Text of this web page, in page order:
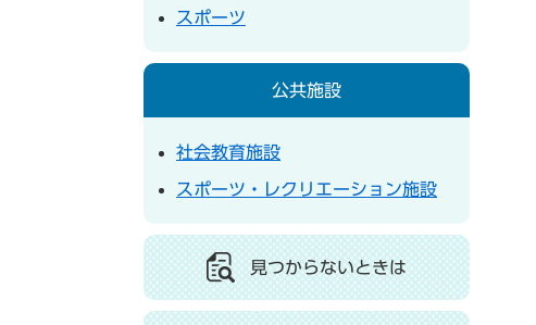
スポーツ
公共施設
社会教育施設
スポーツ・レクリエーション施設
見つからないときは